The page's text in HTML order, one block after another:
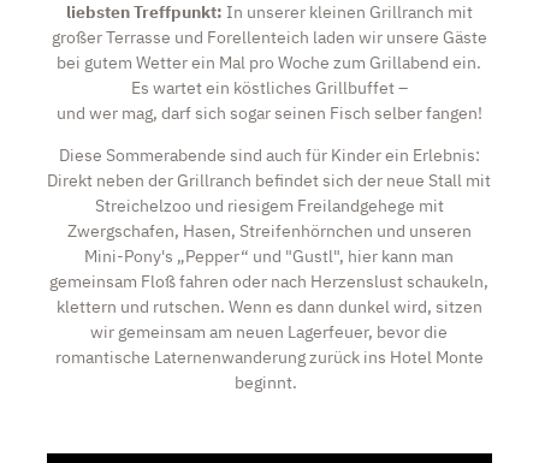
liebsten Treffpunkt: In unserer kleinen Grillranch mit
großer Terrasse und Forellenteich laden wir unsere Gäste
bei gutem Wetter ein Mal pro Woche zum Grillabend ein.
Es wartet ein köstliches Grillbuffet –
und wer mag, darf sich sogar seinen Fisch selber fangen!
Diese Sommerabende sind auch für Kinder ein Erlebnis:
Direkt neben der Grillranch befindet sich der neue Stall mit
Streichelzoo und riesigem Freilandgehege mit
Zwergschafen, Hasen, Streifenhörnchen und unseren
Mini-Pony's „Pepper“ und "Gustl", hier kann man
gemeinsam Floß fahren oder nach Herzenslust schaukeln,
klettern und rutschen. Wenn es dann dunkel wird, sitzen
wir gemeinsam am neuen Lagerfeuer, bevor die
romantische Laternenwanderung zurück ins Hotel Monte
beginnt.